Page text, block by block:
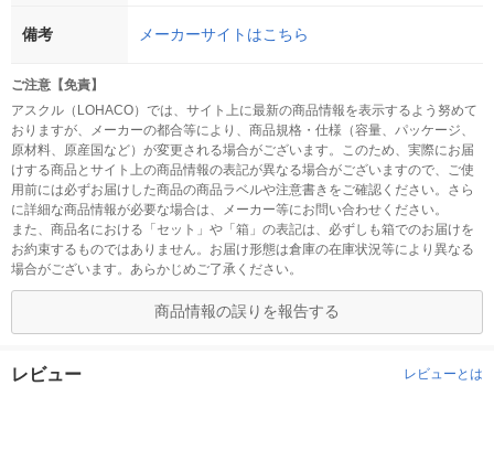
備考 メーカーサイトはこちら
ご注意【免責】
アスクル（LOHACO）では、サイト上に最新の商品情報を表示するよう努めて
おりますが、メーカーの都合等により、商品規格・仕様（容量、パッケージ、
原材料、原産国など）が変更される場合がございます。このため、実際にお届
けする商品とサイト上の商品情報の表記が異なる場合がございますので、ご使
用前には必ずお届けした商品の商品ラベルや注意書きをご確認ください。さら
に詳細な商品情報が必要な場合は、メーカー等にお問い合わせください。
また、商品名における「セット」や「箱」の表記は、必ずしも箱でのお届けを
お約束するものではありません。お届け形態は倉庫の在庫状況等により異なる
場合がございます。あらかじめご了承ください。
商品情報の誤りを報告する
レビュー レビューとは